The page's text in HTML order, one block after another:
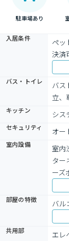
駐車場あり
入居条件
ペッ
決済
バス・トイレ
バス
立、
キッチン シス
セキュリティ オー
室内設備
室内
ター
ーズ
部屋の特徴
バル
共用部
エレ